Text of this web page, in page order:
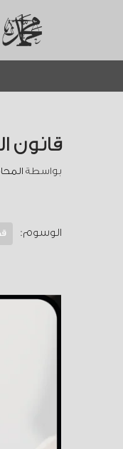
إلى
قانون
بواسطة
الوسوم: